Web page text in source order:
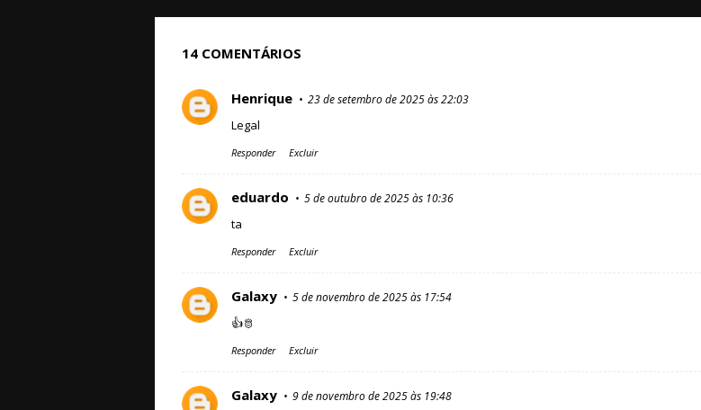
14 COMENTÁRIOS
Henrique 23 de setembro de 2025 às 22:03
Legal
Responder Excluir
eduardo 5 de outubro de 2025 às 10:36
ta
Responder Excluir
Galaxy 5 de novembro de 2025 às 17:54
👍🫅
Responder Excluir
Galaxy 9 de novembro de 2025 às 19:48